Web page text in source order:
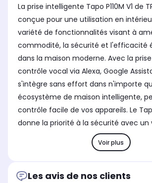
La prise intelligente Tapo P110M V1 de
conçue pour une utilisation en
variété de fonctionnalités visant à
commodité, la sécurité et l'efficacité
dans la maison moderne. Avec la
contrôle vocal via Alexa, Google
s'intègre sans effort dans n'importe
écosystème de maison intelligente,
contrôle facile de vos appareils. Le Tapo
donne la priorité à la sécurité avec un
Voir plus
Les avis de nos clients